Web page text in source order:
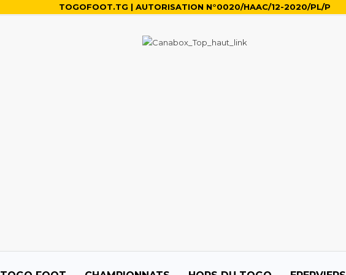
TOGOFOOT.TG | AUTORISATION N°0020/HAAC/12-2020/PL/P